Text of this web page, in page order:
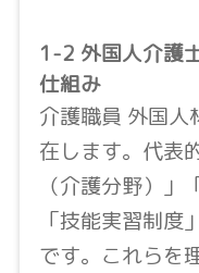
1-2 外国人介護
仕組み
介護職員 外国人
在します。代表
（介護分野）」
「技能実習制度
です。これらを